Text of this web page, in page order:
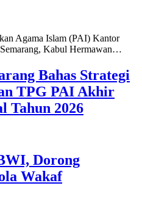
Agama Islam (PAI) Kantor
Kabul Hermawan…
Bahas Strategi
TPG PAI Akhir
Tahun 2026
Dorong
Wakaf